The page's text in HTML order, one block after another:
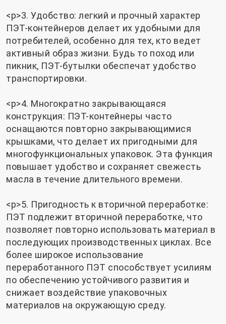
<р>3. Удобство: легкий и прочный характер
ПЭТ-контейнеров делает их удобными для
потребителей, особенно для тех, кто ведет
активный образ жизни. Будь то поход или
пикник, ПЭТ-бутылки обеспечат удобство
транспортировки.
<р>4. Многократно закрывающаяся
конструкция: ПЭТ-контейнеры часто
оснащаются повторно закрывающимися
крышками, что делает их пригодными для
многофункциональных упаковок. Эта функция
повышает удобство и сохраняет свежесть
масла в течение длительного времени.
<р>5. Пригодность к вторичной переработке:
ПЭТ подлежит вторичной переработке, что
позволяет повторно использовать материал в
последующих производственных циклах. Все
более широкое использование
переработанного ПЭТ способствует усилиям
по обеспечению устойчивого развития и
снижает воздействие упаковочных
материалов на окружающую среду.